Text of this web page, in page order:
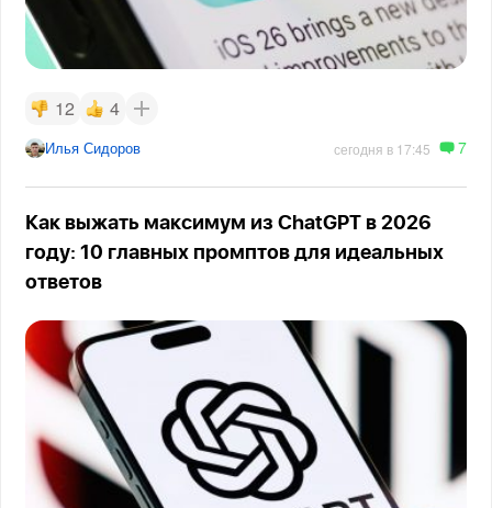
12 4
Илья Сидоров сегодня в 17:45 7
Как выжать максимум из ChatGPT в 2026
году: 10 главных промптов для идеальных
ответов